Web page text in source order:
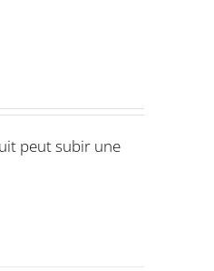
peut subir une